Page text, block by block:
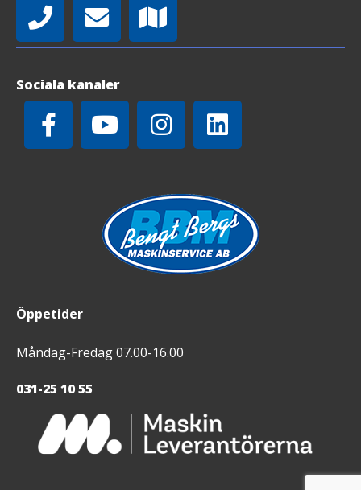
Sociala kanaler
Öppetider
Måndag-Fredag 07.00-16.00
031-25 10 55